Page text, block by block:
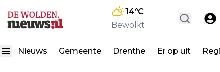
14°C
Bewolkt
Nieuws Gemeente Drenthe Er op uit